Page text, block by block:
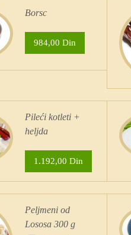
Borsc
984,00 Din
Pileći kotleti +
heljda
1.192,00 Din
Peljmeni od
Lososa 300 g